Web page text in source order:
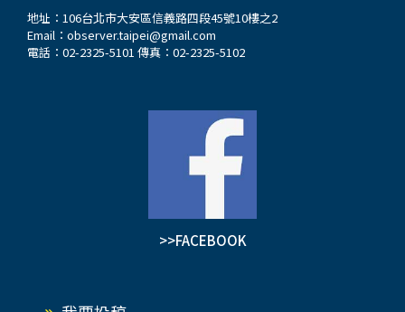
地址：106台北市大安區信義路四段45號10樓之2
Email： observer.taipei@gmail.com
電話：02-2325-5101 傳真：02-2325-5102
>>FACEBOOK